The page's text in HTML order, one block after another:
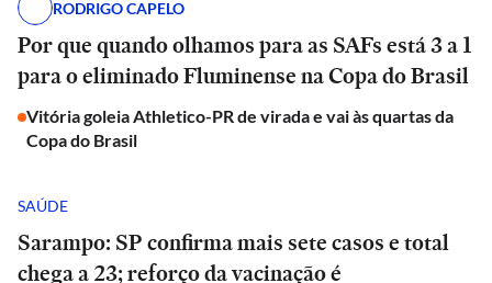
RODRIGO CAPELO
Por que quando olhamos para as SAFs está 3 a 1
para o eliminado Fluminense na Copa do Brasil
Vitória goleia Athletico-PR de virada e vai às quartas da
Copa do Brasil
SAÚDE
Sarampo: SP confirma mais sete casos e total
chega a 23; reforço da vacinação é